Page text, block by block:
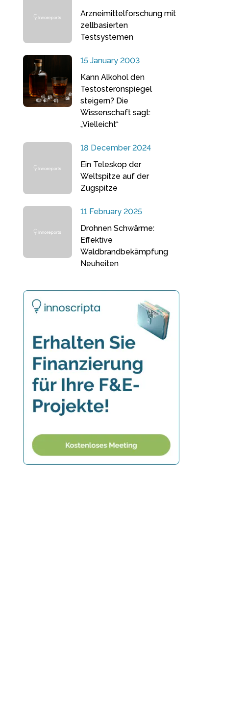
Arzneimittelforschung mit
zellbasierten
Testsystemen
15 January 2003
Kann Alkohol den
Testosteronspiegel
steigern? Die
Wissenschaft sagt:
„Vielleicht“
18 December 2024
Ein Teleskop der
Weltspitze auf der
Zugspitze
11 February 2025
Drohnen Schwärme:
Effektive
Waldbrandbekämpfung
Neuheiten